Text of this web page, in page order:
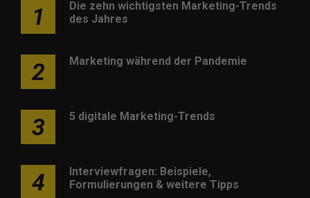
1
Die zehn wichtigsten Marketing-Trends
des Jahres
2 Marketing während der Pandemie
3 5 digitale Marketing-Trends
4
Interviewfragen: Beispiele,
Formulierungen & weitere Tipps